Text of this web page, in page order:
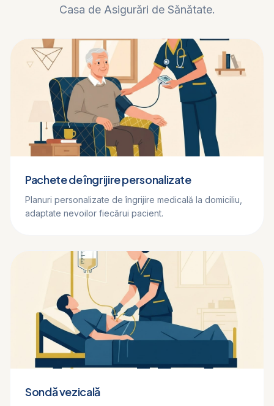
Casa de Asigurări de Sănătate.
Pachete de îngrijire personalizate
Planuri personalizate de îngrijire medicală la domiciliu,
adaptate nevoilor fiecărui pacient.
Sondă vezicală